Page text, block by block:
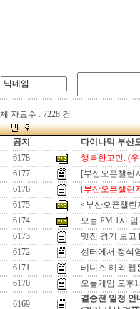
자료수 : 7228 건
공지
다이나믹 부산
6178
행복한고민. (
6177
[부산오픈챌린
6176
[부산오픈챌린
6175
<부산오픈챌린
6174
오늘 PM 1시
6173
멋진 경기 보고
6172
센터에서 정석
6171
테니스 해외 웹
6170
오늘게임 오후
6169
결승전 일정 안